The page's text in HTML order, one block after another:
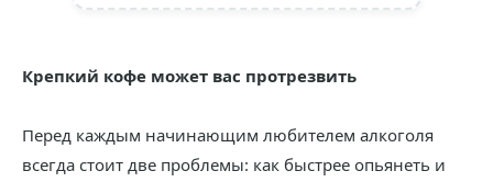
Крепкий кофе может вас протрезвить
Перед каждым начинающим любителем алкоголя
всегда стоит две проблемы: как быстрее опьянеть и